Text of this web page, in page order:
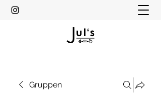
Gruppen